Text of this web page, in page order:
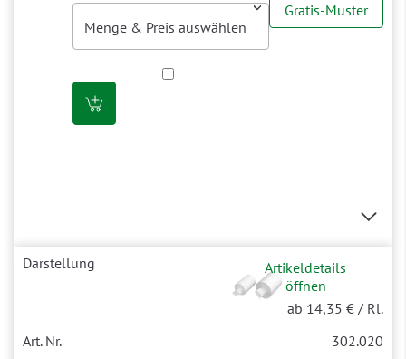
Gratis-Muster
Artikeldetails
öffnen
ab 14,35 € / Rl.
302.020